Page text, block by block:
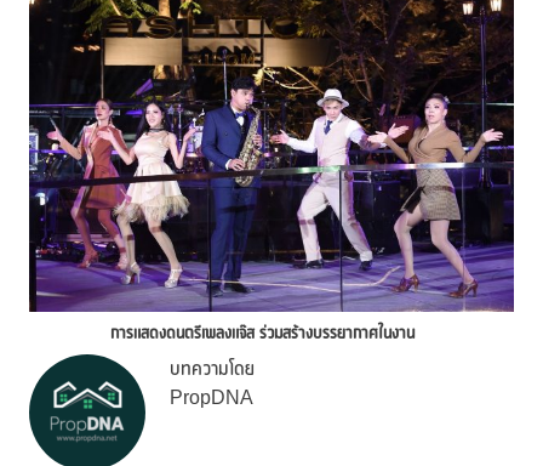
การแสดงดนตรีเพลงแจ๊ส ร่วมสร้างบรรยากาศในงาน
บทความโดย
PropDNA